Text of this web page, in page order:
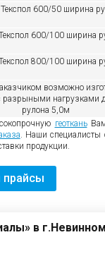
Текспол 600/50 ширина
600/100ширина
800/100ширина
возможно
разрыными
рулона 5,0м
геотканьВам
. Наши специалисты
продукции.
прайсы
в